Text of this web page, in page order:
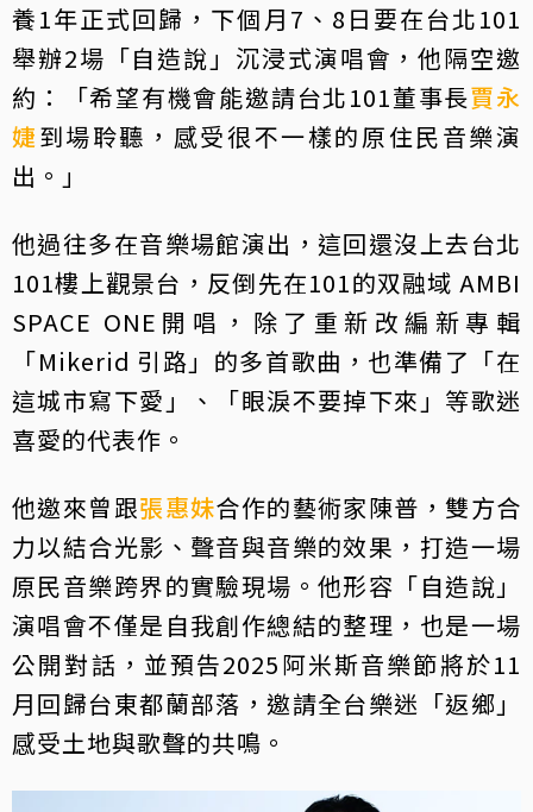
養1年正式回歸，下個月7、8日要在台北101
舉辦2場「自造說」沉浸式演唱會，他隔空邀
約：「希望有機會能邀請台北101董事長賈永
婕到場聆聽，感受很不一樣的原住民音樂演
出。」
他過往多在音樂場館演出，這回還沒上去台北
101樓上觀景台，反倒先在101的双融域 AMBI
SPACE ONE開唱，除了重新改編新專輯
「Mikerid 引路」的多首歌曲，也準備了「在
這城市寫下愛」、「眼淚不要掉下來」等歌迷
喜愛的代表作。
他邀來曾跟張惠妹合作的藝術家陳普，雙方合
力以結合光影、聲音與音樂的效果，打造一場
原民音樂跨界的實驗現場。他形容「自造說」
演唱會不僅是自我創作總結的整理，也是一場
公開對話，並預告2025阿米斯音樂節將於11
月回歸台東都蘭部落，邀請全台樂迷「返鄉」
感受土地與歌聲的共鳴。